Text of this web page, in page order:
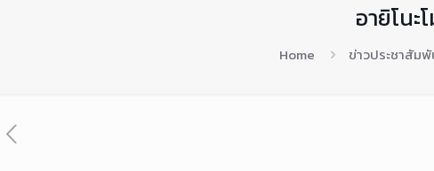
อายิโนะ
Home ข่าวประชาสัม